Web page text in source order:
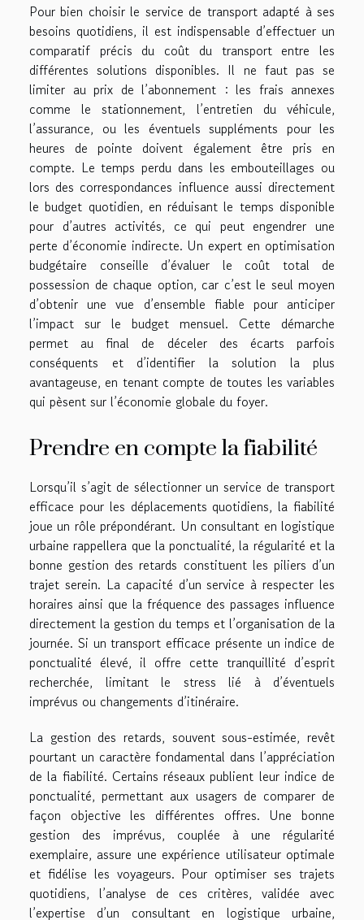
Pour bien choisir le service de transport adapté à ses
besoins quotidiens, il est indispensable d’effectuer un
comparatif précis du coût du transport entre les
différentes solutions disponibles. Il ne faut pas se
limiter au prix de l’abonnement : les frais annexes
comme le stationnement, l’entretien du véhicule,
l’assurance, ou les éventuels suppléments pour les
heures de pointe doivent également être pris en
compte. Le temps perdu dans les embouteillages ou
lors des correspondances influence aussi directement
le budget quotidien, en réduisant le temps disponible
pour d’autres activités, ce qui peut engendrer une
perte d’économie indirecte. Un expert en optimisation
budgétaire conseille d’évaluer le coût total de
possession de chaque option, car c’est le seul moyen
d’obtenir une vue d’ensemble fiable pour anticiper
l’impact sur le budget mensuel. Cette démarche
permet au final de déceler des écarts parfois
conséquents et d’identifier la solution la plus
avantageuse, en tenant compte de toutes les variables
qui pèsent sur l’économie globale du foyer.
Prendre en compte la fiabilité
Lorsqu’il s’agit de sélectionner un service de transport
efficace pour les déplacements quotidiens, la fiabilité
joue un rôle prépondérant. Un consultant en logistique
urbaine rappellera que la ponctualité, la régularité et la
bonne gestion des retards constituent les piliers d’un
trajet serein. La capacité d’un service à respecter les
horaires ainsi que la fréquence des passages influence
directement la gestion du temps et l’organisation de la
journée. Si un transport efficace présente un indice de
ponctualité élevé, il offre cette tranquillité d’esprit
recherchée, limitant le stress lié à d’éventuels
imprévus ou changements d’itinéraire.
La gestion des retards, souvent sous-estimée, revêt
pourtant un caractère fondamental dans l’appréciation
de la fiabilité. Certains réseaux publient leur indice de
ponctualité, permettant aux usagers de comparer de
façon objective les différentes offres. Une bonne
gestion des imprévus, couplée à une régularité
exemplaire, assure une expérience utilisateur optimale
et fidélise les voyageurs. Pour optimiser ses trajets
quotidiens, l’analyse de ces critères, validée avec
l’expertise d’un consultant en logistique urbaine,